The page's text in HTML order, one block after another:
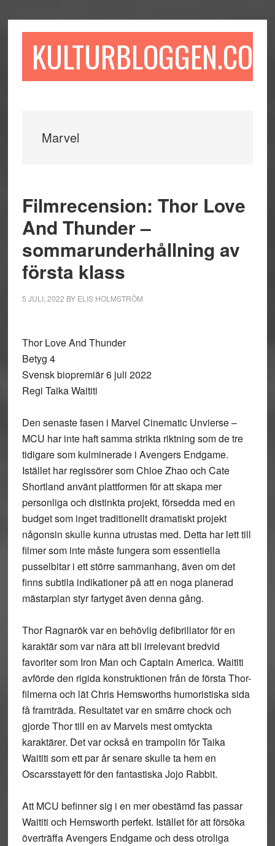
till
till
sidofältet
till
KULTURBLOGGEN.COM
Marvel
Filmrecension: Thor Love
And Thunder –
sommarunderhållning av
första klass
5 JULI, 2022 BY ELIS HOLMSTRÖM
Thor Love And Thunder
Betyg 4
Svensk biopremiär 6 juli 2022
Regi Taika Waititi
Den senaste fasen i Marvel Cinematic Unvierse –
MCU har inte haft samma strikta riktning som de tre
tidigare som kulminerade i Avengers Endgame.
Istället har regissörer som Chloe Zhao och Cate
Shortland använt plattformen för att skapa mer
personliga och distinkta projekt, försedda med en
budget som inget traditionellt dramatiskt projekt
någonsin skulle kunna utrustas med. Detta har lett till
filmer som inte måste fungera som essentiella
pusselbitar i ett större sammanhang, även om det
finns subtila indikationer på att en noga planerad
mästarplan styr fartyget även denna gång.
Thor Ragnarök var en behövlig defibrillator för en
karaktär som var nära att bli irrelevant bredvid
favoriter som Iron Man och Captain America. Waititi
avförde den rigida konstruktionen från de första Thor-
filmerna och lät Chris Hemsworths humoristiska sida
få framträda. Resultatet var en smärre chock och
gjorde Thor till en av Marvels mest omtyckta
karaktärer. Det var också en trampolin för Taika
Waititi som ett par år senare skulle ta hem en
Oscarsstayett för den fantastiska Jojo Rabbit.
Att MCU befinner sig i en mer obestämd fas passar
Waititi och Hemsworth perfekt. Istället för att försöka
överträffa Avengers Endgame och dess otroliga